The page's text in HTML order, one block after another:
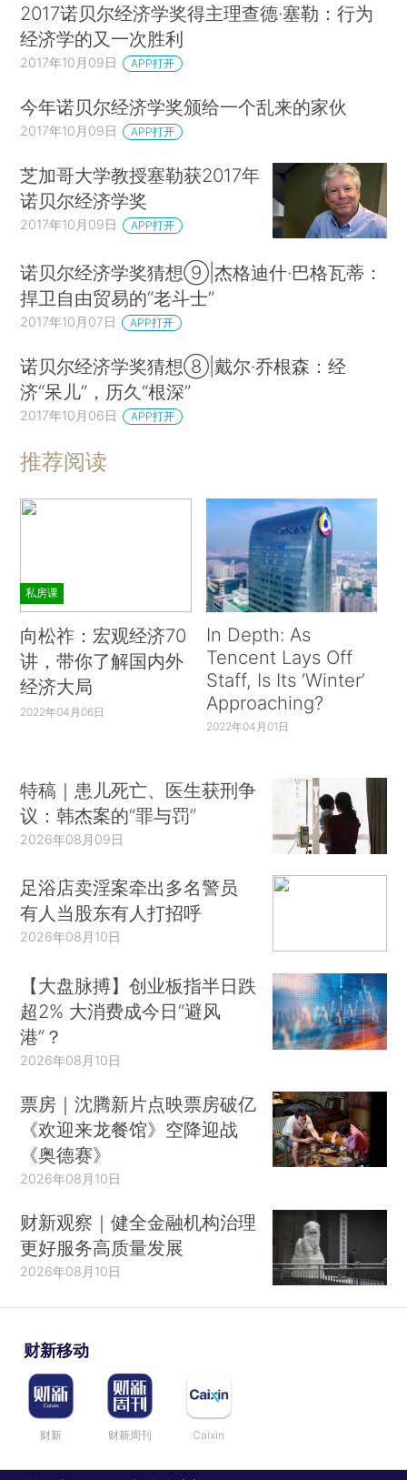
2017诺贝尔经济学奖得主理查德·塞勒：行为
经济学的又一次胜利
2017年10月09日 APP打开
今年诺贝尔经济学奖颁给一个乱来的家伙
2017年10月09日 APP打开
芝加哥大学教授塞勒获2017年
诺贝尔经济学奖
2017年10月09日 APP打开
诺贝尔经济学奖猜想⑨|杰格迪什·巴格瓦蒂：
捍卫自由贸易的“老斗士”
2017年10月07日 APP打开
诺贝尔经济学奖猜想⑧|戴尔·乔根森：经
济“呆儿”，历久“根深”
2017年10月06日 APP打开
推荐阅读
私房课
向松祚：宏观经济70
讲，带你了解国内外
经济大局
2022年04月06日
In Depth: As
Tencent Lays Off
Staff, Is Its ‘Winter’
Approaching?
2022年04月01日
特稿｜患儿死亡、医生获刑争
议：韩杰案的“罪与罚”
2026年08月09日
足浴店卖淫案牵出多名警员
有人当股东有人打招呼
2026年08月10日
【大盘脉搏】创业板指半日跌
超2% 大消费成今日“避风
港”？
2026年08月10日
票房｜沈腾新片点映票房破亿
《欢迎来龙餐馆》空降迎战
《奥德赛》
2026年08月10日
财新观察｜健全金融机构治理
更好服务高质量发展
2026年08月10日
财新移动
财新 财新周刊 Caixin